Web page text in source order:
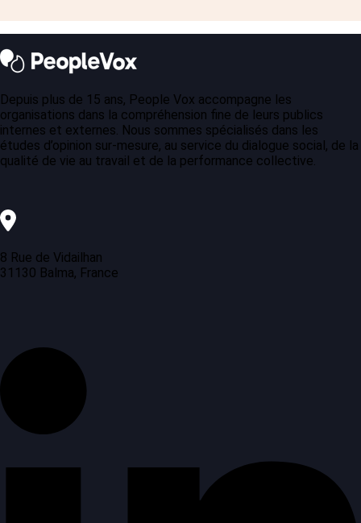
Depuis plus de 15 ans, People Vox accompagne les
organisations dans la compréhension fine de leurs publics
internes et externes. Nous sommes spécialisés dans les
études d’opinion sur-mesure, au service du dialogue social, de la
qualité de vie au travail et de la performance collective.
8 Rue de Vidailhan
31130 Balma, France